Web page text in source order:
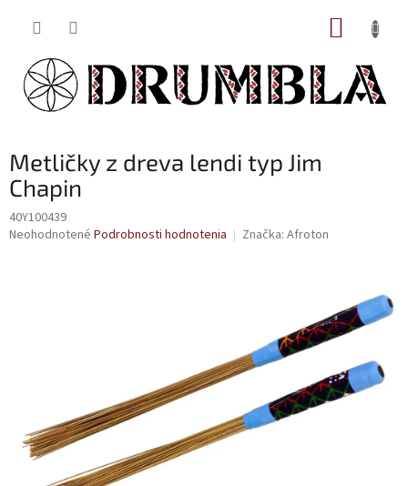
Metličky z dreva lendi typ Jim
Chapin
40Y100439
Priemerné
Neohodnotené Podrobnosti hodnotenia Značka: Afroton